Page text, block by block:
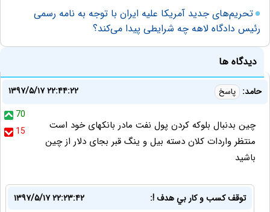
تحریم‌های جدید آمریکا علیه ایران با توجه به نامه رسمی
رئیس دادگاه لاهه چه شرایطی پیدا می‌کند؟
دیدگاه ها
حامد: پاسخ
۱۳۹۷/۵/۱۷ ۲۲:۴۴:۲۲
70
15
چین بدنبال بلوکه کردن پول نفت مادر بانکهای خود است
منتظر واردات کلان دسته بیل و ینگ قبر بجای دلار از چین
باشید
توقف كسب و كار بي هدف !:
۱۳۹۷/۵/۱۷ ۲۲:۲۳:۴۲